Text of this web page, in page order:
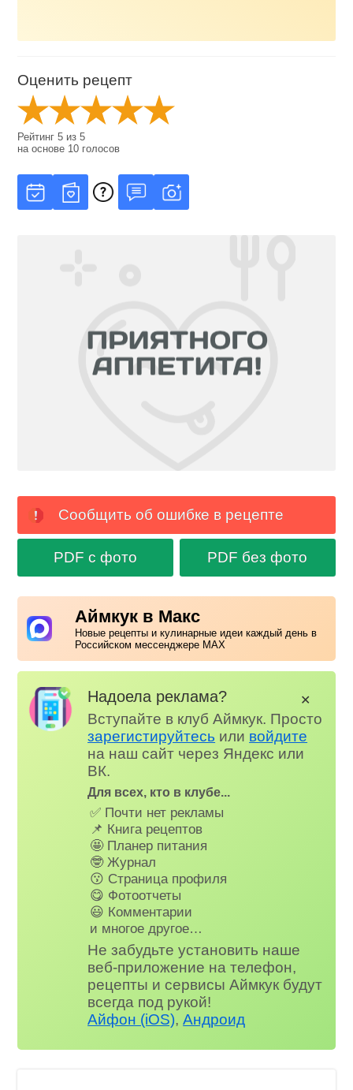
Оценить рецепт
Рейтинг5 из5
на основе 10 голосов
Сообщить об ошибке в рецепте
PDF с фото PDF без фото
Аймкук в Макс
Новые рецепты и кулинарные идеи каждый день в
Российском мессенджере MAX
Надоела реклама?
Вступайте в клуб Аймкук. Просто
зарегистируйтесь или войдите
на наш сайт через Яндекс или
ВК.
Для всех, кто в клубе...
✅ Почти нет рекламы
📌 Книга рецептов
🤩 Планер питания
🤓 Журнал
😗 Страница профиля
😋 Фотоотчеты
😃 Комментарии
и многое другое…
Не забудьте установить наше
веб-приложение на телефон,
рецепты и сервисы Аймкук будут
всегда под рукой!
Айфон (iOS),Андроид
✕